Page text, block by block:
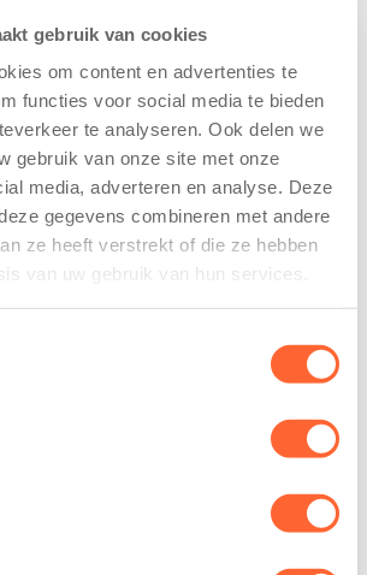
gebruik van cookies
om content en advertenties te
functies voor social media te bieden
te analyseren. Ook delen we
gebruik van onze site met onze
media, adverteren en analyse. Deze
gegevens combineren met andere
ze heeft verstrekt of die ze hebben
van uw gebruik van hun services.
in
in
–
een
in
Mijl tijdens de
Menzis 4 Mijl
van Groningen
13 mei 2026
De jongste
deelnemers van
het grootste
loopfeest van
Kinderopvang is